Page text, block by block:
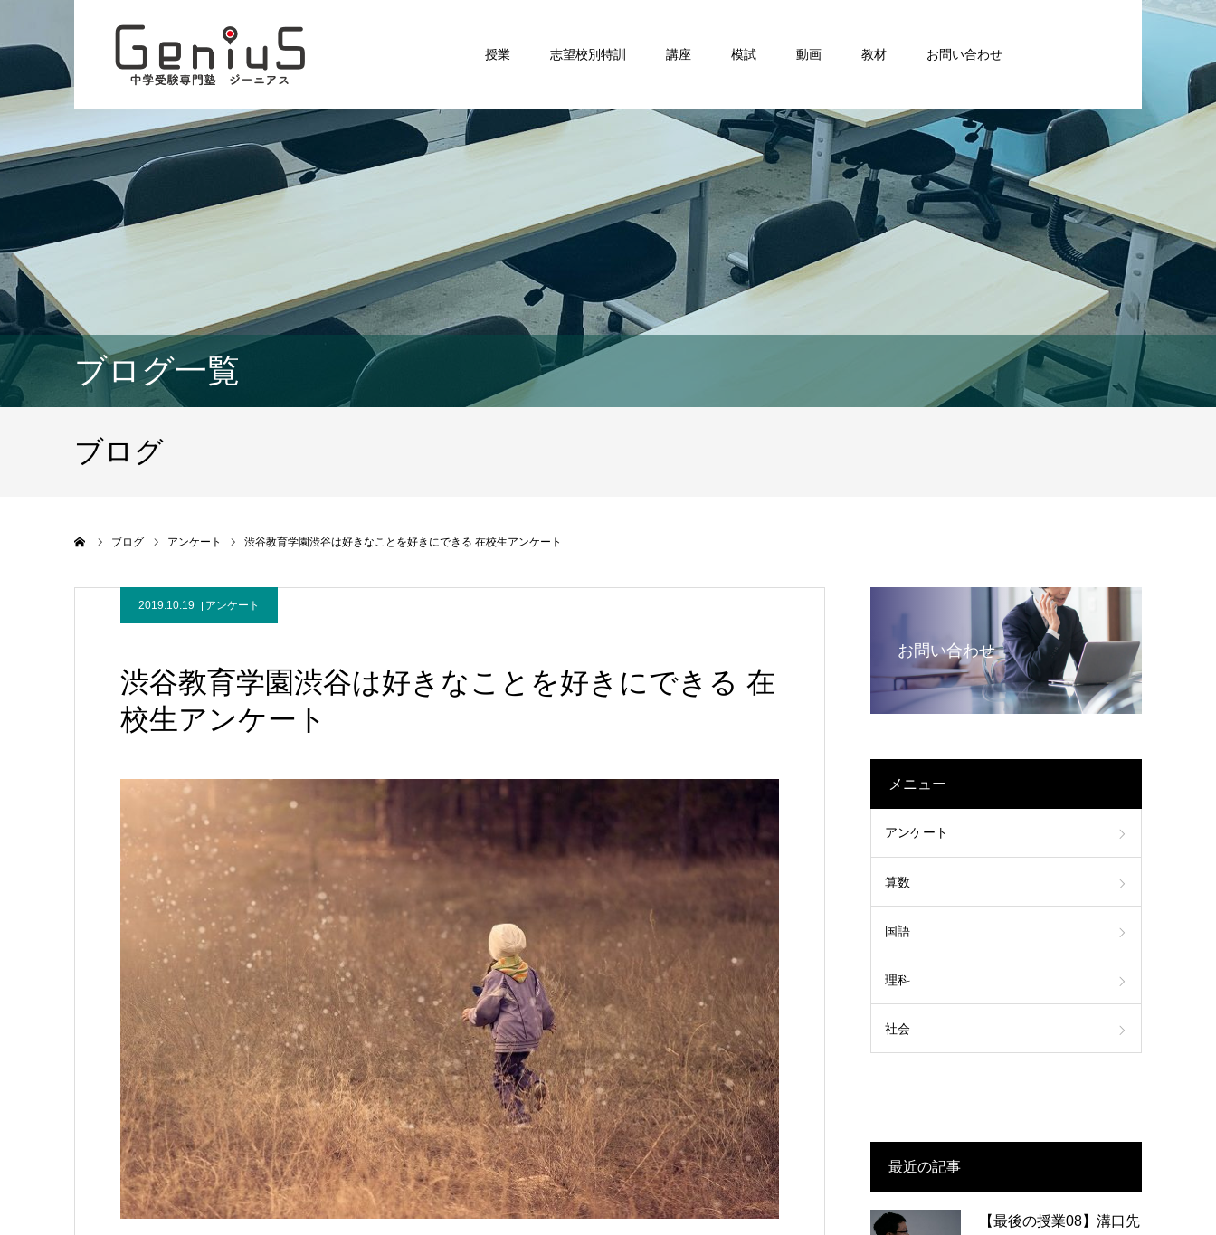
授業 志望校別特訓 講座 模試 動画 教材 お問い合わせ
ブログ一覧
ブログ
ブログ アンケート 渋谷教育学園渋谷は好きなことを好きにできる 在校生アンケート
2019.10.19 アンケート
渋谷教育学園渋谷は好きなことを好きにできる 在
校生アンケート
お問い合わせ
メニュー
アンケート
算数
国語
理科
社会
最近の記事
【最後の授業08】溝口先